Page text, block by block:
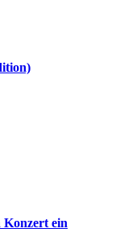
Konzert ein